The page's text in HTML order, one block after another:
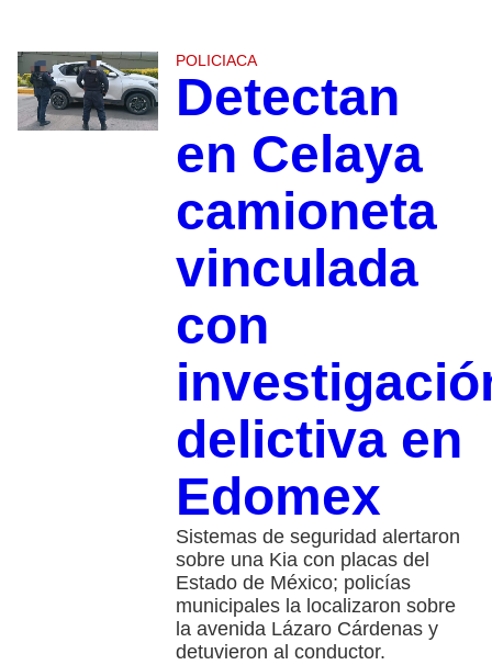
POLICIACA
Detectan
en Celaya
camioneta
vinculada
con
delictiva en
Edomex
Sistemas de seguridad alertaron
sobre una Kia con placas del
Estado de México; policías
municipales la localizaron sobre
la avenida Lázaro Cárdenas y
detuvieron al conductor.